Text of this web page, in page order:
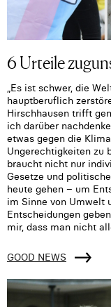
6 Urteile
„Es ist schwer, die
hauptberuflich
Hirschhausen trifft
ich darüber
etwas gegen die
Ungerechtigkeiten zu
braucht nicht nur
Gesetze und
heute gehen – um
im Sinne von Umwelt
Entscheidungen
mir, dass man nicht
GOOD NEWS